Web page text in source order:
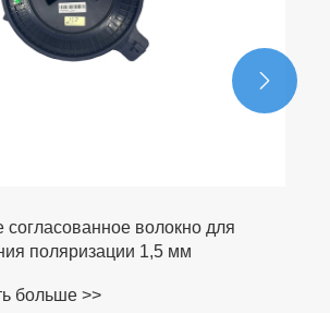
согласованное волокно для
поляризации 1,5 мм
больше >>
